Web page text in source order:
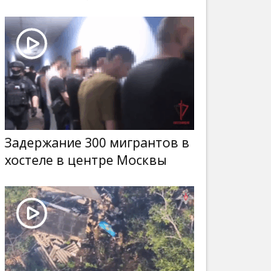
Задержание 300 мигрантов в
хостеле в центре Москвы